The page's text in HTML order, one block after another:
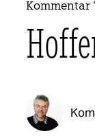
Kommentar